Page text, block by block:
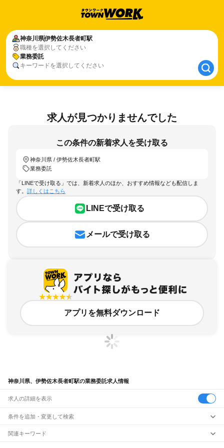
神奈川県伊勢佐木長者町駅
職種を選択してください
業務委託
キーワードを選択してください
神奈川県伊勢佐木長者町駅
業務委託
求人が見つかりませんでした
この条件の新着求人を受け取る
神奈川県 / 伊勢佐木長者町駅
業務委託
「LINEで受け取る」では、新着求人のほか、おすすめ情報なども配信しま
す。 詳しくはこちら
LINEで受け取る
メールで受け取る
アプリを無料ダウンロード
神奈川県、伊勢佐木長者町駅の業務委託求人情報
求人の詳細を表示
条件を追加・変更して検索
市区町村を追加・変更
関連キーワード